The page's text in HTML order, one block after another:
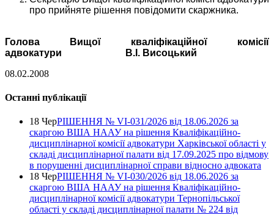
про прийняте рішення повідомити скаржника.
Голова Вищої кваліфікаційної комісії
адвокатури В.І. Висоцький
08.02.2008
Останні публікації
18 ЧерРІШЕННЯ № VІ-031/2026 від 18.06.2026 за
скаргою ВША НААУ на рішення Кваліфікаційно-
дисциплінарної комісії адвокатури Харківської області у
складі дисциплінарної палати від 17.09.2025 про відмову
в порушенні дисциплінарної справи відносно адвоката
18 ЧерРІШЕННЯ № VІ-030/2026 від 18.06.2026 за
скаргою ВША НААУ на рішення Кваліфікаційно-
дисциплінарної комісії адвокатури Тернопільської
області у складі дисциплінарної палати № 224 від